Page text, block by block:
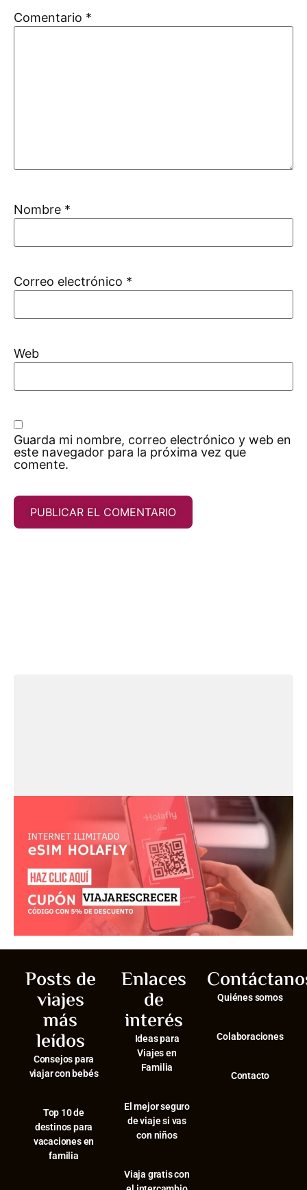
Comentario *
Nombre *
Correo electrónico *
Web
Guarda mi nombre, correo electrónico y web en
este navegador para la próxima vez que
comente.
Posts de
viajes
más
leídos
Consejos para
viajar con bebés
⁠Top 10 de
destinos para
vacaciones en
familia
Enlaces
de
interés
Ideas para
Viajes en
Familia
El mejor seguro
de viaje si vas
con niños
Viaja gratis con
Quiénes somos
Colaboraciones
Contacto